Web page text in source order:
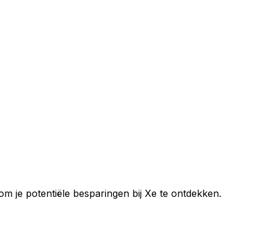
je potentiële besparingen bij Xe te ontdekken.